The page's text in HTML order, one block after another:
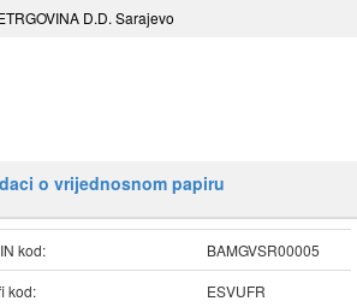
D.D. Sarajevo
o vrijednosnom papiru
kod:
BAMGVSR00005
kod:
ESVUFR